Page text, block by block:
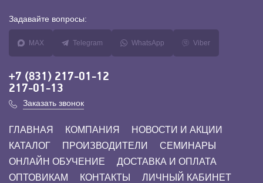
Задавайте вопросы:
MAX Telegram WhatsApp Viber
+7 (831) 217-01-12
217-01-13
Заказать звонок
ГЛАВНАЯ КОМПАНИЯ
НОВОСТИ И АКЦИИ
КАТАЛОГ
ПРОИЗВОДИТЕЛИ
СЕМИНАРЫ
ОНЛАЙН ОБУЧЕНИЕ
ДОСТАВКА И ОПЛАТА
ОПТОВИКАМ
КОНТАКТЫ ЛИЧНЫЙ КАБИНЕТ